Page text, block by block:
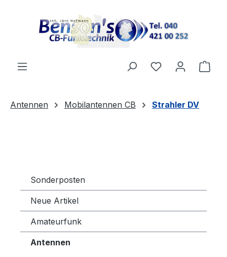
Du hast 0
Antennen Mobilantennen CB Strahler DV
Sonderposten
Neue Artikel
Amateurfunk
Antennen